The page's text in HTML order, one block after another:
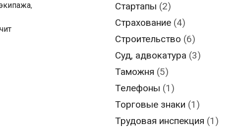
,
Стартапы (2)
Страхование (4)
Строительство (6)
Суд, адвокатура (3)
Таможня (5)
Телефоны (1)
Торговые знаки (1)
Трудовая инспекция (1)